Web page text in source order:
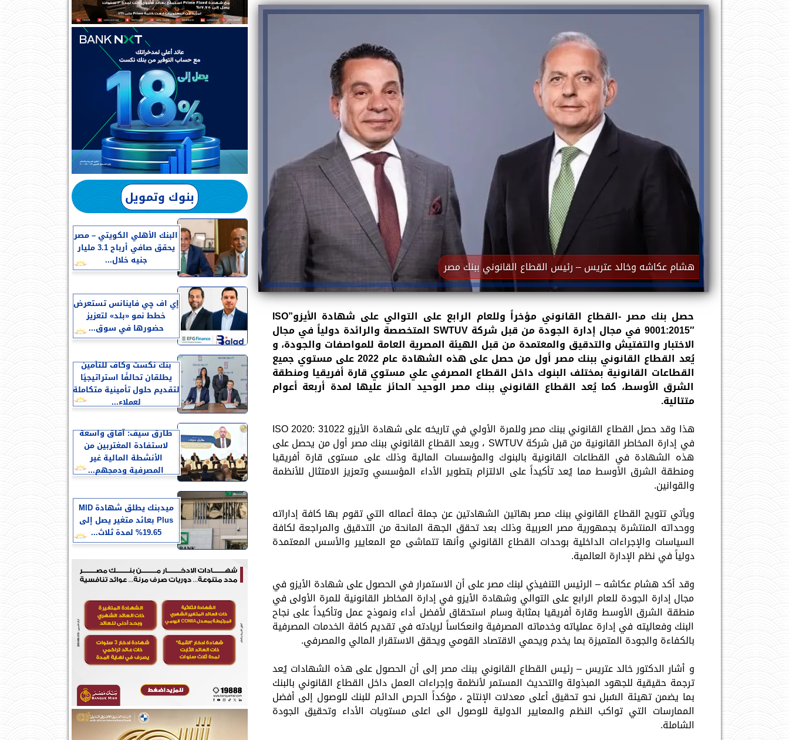
هشام عكاشه وخالد عتريس – رئيس القطاع القانوني ببنك مصر
حصل بنك مصر -القطاع القانوني مؤخراً وللعام الرابع على التوالي على شهادة الأيزو”ISO
9001:2015″ في مجال إدارة الجودة من قبل شركة SWTUV المتخصصة والرائدة دولياً في مجال
الاختبار والتفتيش والتدقيق والمعتمدة من قبل الهيئة المصرية العامة للمواصفات والجودة، و
يُعد القطاع القانوني ببنك مصر أول من حصل على هذه الشهادة عام 2022 على مستوي جميع
القطاعات القانونية بمختلف البنوك داخل القطاع المصرفي علي مستوي قارة أفريقيا ومنطقة
الشرق الأوسط، كما يُعد القطاع القانوني ببنك مصر الوحيد الحائز عليها لمدة أربعة أعوام
متتالية.
هذا وقد حصل القطاع القانوني ببنك مصر وللمرة الأولي في تاريخه على شهادة الأيزو 31022 :2020 ISO
في إدارة المخاطر القانونية من قبل شركة SWTUV ، ويعد القطاع القانوني ببنك مصر أول من يحصل على
هذه الشهادة في القطاعات القانونية بالبنوك والمؤسسات المالية وذلك على مستوى قارة أفريقيا
ومنطقة الشرق الأوسط مما يُعد تأكيداً على الالتزام بتطوير الأداء المؤسسي وتعزيز الامتثال للأنظمة
والقوانين.
ويأتي تتويج القطاع القانوني ببنك مصر بهاتين الشهادتين عن جملة أعماله التي تقوم بها كافة إداراته
ووحداته المنتشرة بجمهورية مصر العربية وذلك بعد تحقق الجهة المانحة من التدقيق والمراجعة لكافة
السياسات والإجراءات الداخلية بوحدات القطاع القانوني وأنها تتماشى مع المعايير والأسس المعتمدة
دولياً في نظم الإدارة العالمية.
وقد أكد هشام عكاشه – الرئيس التنفيذي لبنك مصر على أن الاستمرار في الحصول على شهادة الأيزو في
مجال إدارة الجودة للعام الرابع على التوالي وشهادة الأيزو في إدارة المخاطر القانونية للمرة الأولى في
منطقة الشرق الأوسط وقارة أفريقيا بمثابة وسام استحقاق لأفضل أداء ونموذج عمل وتأكيداً على نجاح
البنك وفعاليته في إدارة عملياته وخدماته المصرفية وانعكاساً لريادته في تقديم كافة الخدمات المصرفية
بالكفاءة والجودة المتميزة بما يخدم ويحمي الاقتصاد القومي ويحقق الاستقرار المالي والمصرفي.
و أشار الدكتور خالد عتريس – رئيس القطاع القانوني ببنك مصر إلى أن الحصول على هذه الشهادات يُعد
ترجمة حقيقية للجهود المبذولة والتحديث المستمر لأنظمة وإجراءات العمل داخل القطاع القانوني بالبنك
بما يضمن تهيئة السُبل نحو تحقيق أعلى معدلات الإنتاج ، مؤكداً الحرص الدائم للبنك للوصول إلى أفضل
الممارسات التي تواكب النظم والمعايير الدولية للوصول الى اعلى مستويات الأداء وتحقيق الجودة
الشاملة.
بنوك وتمويل
البنك الأهلي الكويتي – مصر
يحقق صافي أرباح 3.1 مليار
جنيه خلال...
إي اف چي فاينانس تستعرض
خطط نمو «بلد» لتعزيز
حضورها في سوق...
بنك نكست وكاف للتأمين
يطلقان تحالفًا استراتيجيًا
لتقديم حلول تأمينية متكاملة
لعملاء...
طارق سيف: آقاق واسعة
لاستفادة المغتربين من
الأنشطة المالية غير
المصرفية ودمجهم...
ميدبنك يطلق شهادة MID
Plus بعائد متغير يصل إلى
19.65% لمدة ثلاث...